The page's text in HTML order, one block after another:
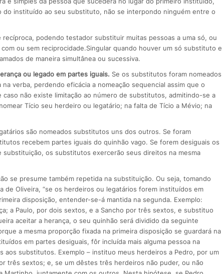
do instituído ao seu substituto, não se interpondo ninguém entre o
podendo testador substituir muitas pessoas a uma só, ou
ou sem reciprocidade.Singular quando houver um só substituto e
de maneira simultânea ou sucessiva.
ou legado em partes iguais. Se os substitutos foram nomeados
verba, perdendo eficácia a nomeação sequencial assim que o
não existe limitação ao número de substitutos, admitindo-se a
Tício seu herdeiro ou legatário; na falta de Tício a Mévio; na
são nomeados substitutos uns dos outros. Se foram
recebem partes iguais do quinhão vago. Se forem desiguais os
os substitutos exercerão seus direitos na mesma
se presume também repetida na substituição. Ou seja, tomando
de Oliveira, “se os herdeiros ou legatários forem instituídos em
disposição, entender-se-á mantida na segunda. Exemplo:
a Paulo, por dois sextos, e a Sancho por três sextos, e substituo
aceitar a herança, o seu quinhão será dividido da seguinte
a mesma proporção fixada na primeira disposição se guardará na
em partes desiguais, fôr incluída mais alguma pessoa na
aos substitutos. Exemplo – instituo meus herdeiros a Pedro, por um
três sextos; e, se um dêstes três herdeiros não puder, ou não